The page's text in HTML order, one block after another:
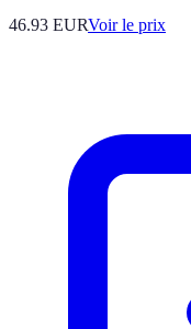
46.93 EURVoir le prix